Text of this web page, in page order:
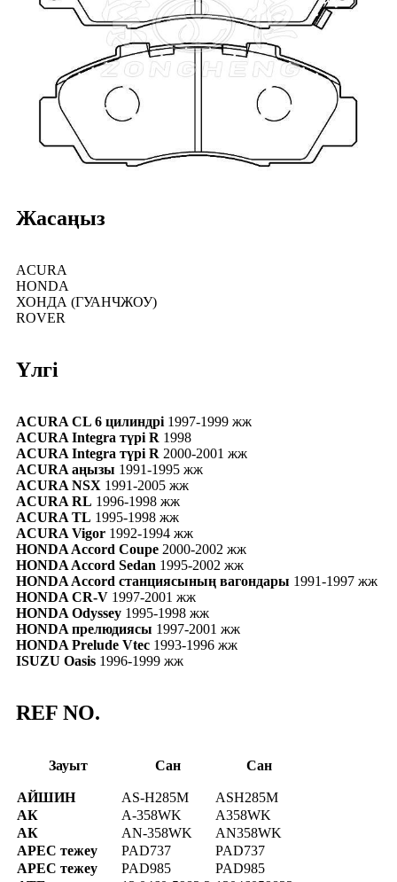
Жасаңыз
ACURA
HONDA
ХОНДА (ГУАНЧЖОУ)
ROVER
Үлгі
ACURA CL 6 цилиндрі 1997-1999 жж
ACURA Integra түрі R 1998
ACURA Integra түрі R 2000-2001 жж
ACURA аңызы 1991-1995 жж
ACURA NSX 1991-2005 жж
ACURA RL 1996-1998 жж
ACURA TL 1995-1998 жж
ACURA Vigor 1992-1994 жж
HONDA Accord Coupe 2000-2002 жж
HONDA Accord Sedan 1995-2002 жж
HONDA Accord станциясының вагондары 1991-1997 жж
HONDA CR-V 1997-2001 жж
HONDA Odyssey 1995-1998 жж
HONDA прелюдиясы 1997-2001 жж
HONDA Prelude Vtec 1993-1996 жж
ISUZU Oasis 1996-1999 жж
REF NO.
Зауыт Сан Сан
АЙШИН AS-H285M
ASH285M
АК
A-358WK
A358WK
АК
AN-358WK
AN358WK
APEC тежеу
PAD737
PAD737
APEC тежеу
PAD985
PAD985